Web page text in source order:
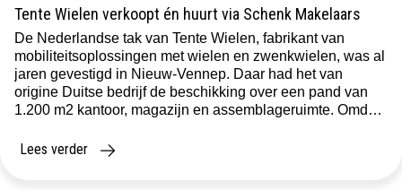
Tente Wielen verkoopt én huurt via Schenk Makelaars
De Nederlandse tak van Tente Wielen, fabrikant van
mobiliteitsoplossingen met wielen en zwenkwielen, was al
jaren gevestigd in Nieuw-Vennep. Daar had het van
origine Duitse bedrijf de beschikking over een pand van
1.200 m2 kantoor, magazijn en assemblageruimte. Omdat
worden, werd het pand in Nieuw-Vennep te groot en […]
Lees verder